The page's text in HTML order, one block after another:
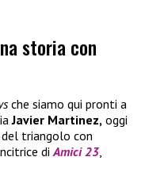
storia con
che siamo qui pronti a
Javier Martinez, oggi
triangolo con
di Amici 23